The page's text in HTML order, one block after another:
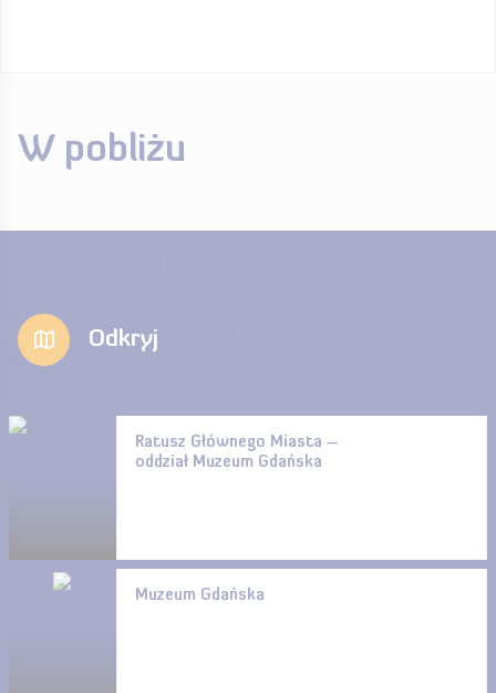
W pobliżu
Odkryj
Ratusz Głównego Miasta –
oddział Muzeum Gdańska
Muzeum Gdańska